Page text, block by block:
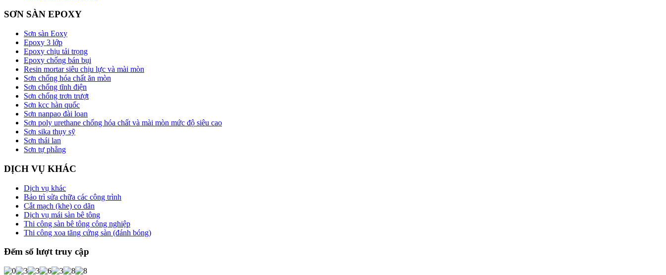
SƠN SÀN EPOXY
Sơn sàn Eoxy
Epoxy 3 lớp
Epoxy chịu tải trọng
Epoxy chống bán bụi
Resin mortar siêu chịu lực và mài mòn
Sơn chống hóa chất ăn mòn
Sơn chống tĩnh điện
Sơn chống trơn trượt
Sơn kcc hàn quốc
Sơn nanpao đài loan
Sơn poly urethane chống hóa chất và mài mòn mức độ siêu cao
Sơn sika thụy sỹ
Sơn thái lan
Sơn tự phẳng
DỊCH VỤ KHÁC
Dịch vụ khác
Bảo trì sửa chữa các công trình
Cắt mạch (khe) co dãn
Dịch vụ mái sàn bê tông
Thi công sàn bê tông công nghiệp
Thi công xoa tăng cứng sàn (đánh bóng)
Đếm số lượt truy cập